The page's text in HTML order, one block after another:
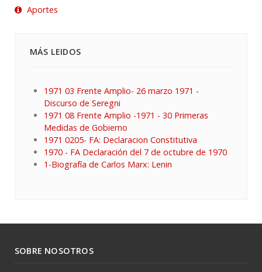
Aportes
MÁS LEIDOS
1971 03 Frente Amplio- 26 marzo 1971 -
Discurso de Seregni
1971 08 Frente Amplio -1971 - 30 Primeras
Medidas de Gobierno
1971 0205- FA: Declaracion Constitutiva
1970 - FA Declaración del 7 de octubre de 1970
1-Biografía de Carlos Marx: Lenin
SOBRE NOSOTROS